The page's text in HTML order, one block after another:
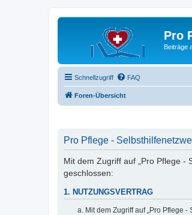
Pro
Beiträge
Schnellzugriff FAQ
Foren-Übersicht
Pro Pflege -
Mit dem Zugriff auf „Pro Pflege -
geschlossen:
1. NUTZUNGSVERTRAG
Mit dem Zugriff auf „Pro Pflege